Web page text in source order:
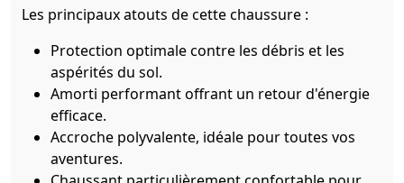
Les principaux atouts de cette chaussure :
Protection optimale contre les débris et les
aspérités du sol.
Amorti performant offrant un retour d'énergie
efficace.
Accroche polyvalente, idéale pour toutes vos
aventures.